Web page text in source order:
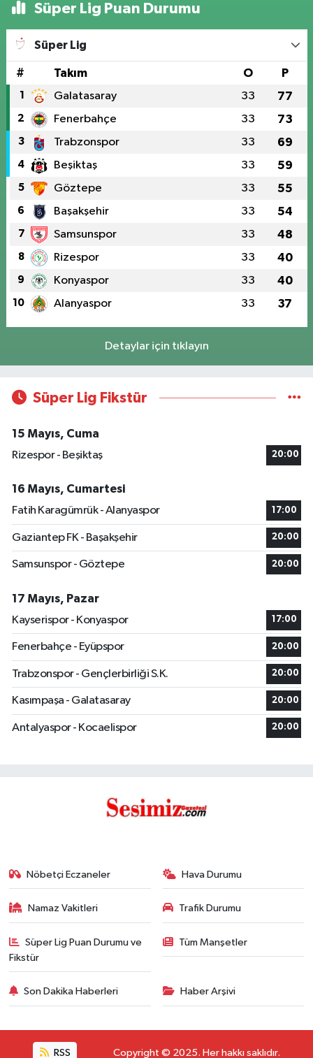
Süper Lig Puan Durumu
Süper Lig
# Takım O P
1 Galatasaray 33 77
2 Fenerbahçe 33 73
3 Trabzonspor 33 69
4 Beşiktaş 33 59
5 Göztepe 33 55
6 Başakşehir 33 54
7 Samsunspor 33 48
8 Rizespor 33 40
9 Konyaspor 33 40
10 Alanyaspor 33 37
Detaylar için tıklayın
Süper Lig Fikstür
15 Mayıs, Cuma
Rizespor - Beşiktaş
20:00
16 Mayıs, Cumartesi
Fatih Karagümrük - Alanyaspor
17:00
Gaziantep FK - Başakşehir 20:00
Samsunspor - Göztepe 20:00
17 Mayıs, Pazar
Kayserispor - Konyaspor
17:00
Fenerbahçe - Eyüpspor 20:00
Trabzonspor - Gençlerbirliği S.K. 20:00
Kasımpaşa - Galatasaray 20:00
Antalyaspor - Kocaelispor 20:00
Nöbetçi Eczaneler Hava Durumu
Namaz Vakitleri Trafik Durumu
Süper Lig Puan Durumu ve
Fikstür
Tüm Manşetler
Son Dakika Haberleri Haber Arşivi
RSS Copyright © 2025. Her hakkı saklıdır.